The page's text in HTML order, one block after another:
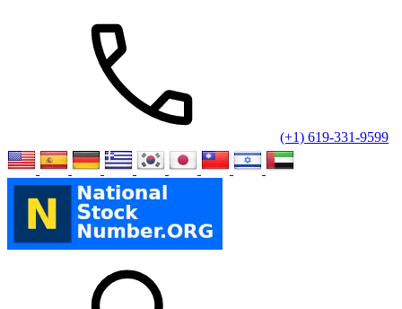
(+1) 619-331-9599